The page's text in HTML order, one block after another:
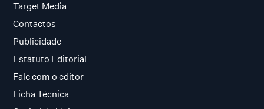
Target Media
Contactos
Publicidade
Estatuto Editorial
Fale com o editor
Ficha Técnica